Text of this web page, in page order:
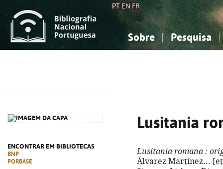
PT EN FR
Sobre Pesquisa
ENCONTRAR EM BIBLIOTECAS
BNP
PORBASE
Lusitania
Lusitania romana :
Álvarez Martínez...